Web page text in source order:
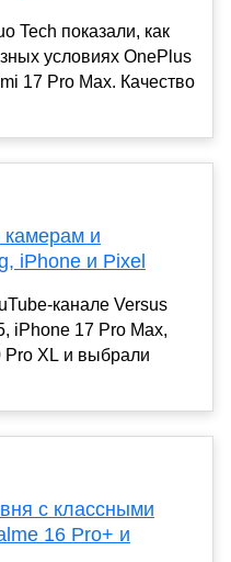
Tech показали, как
условиях OnePlus
17 Pro Max. Качество
камерам и
iPhone и Pixel
канале Versus
iPhone 17 Pro Max,
Pro XL и выбрали
с классными
16 Pro+ и